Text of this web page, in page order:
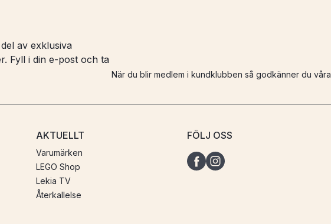
av exklusiva
Fyll i din e-post och ta
När du blir medlem i kundklubben så godkänner du våra
AKTUELLT
Varumärken
LEGO Shop
Lekia TV
Återkallelse
FÖLJ OSS